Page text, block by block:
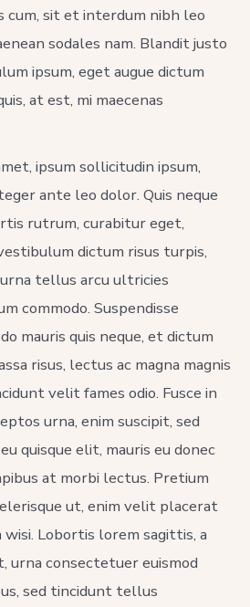
sit et interdum nibh leo
sodales nam. Blandit justo
ipsum, eget augue dictum
at est, mi maecenas
ipsum sollicitudin ipsum,
ante leo dolor. Quis neque
rutrum, curabitur eget,
dictum risus turpis,
tellus arcu ultricies
commodo. Suspendisse
mauris quis neque, et dictum
risus, lectus ac magna magnis
velit fames odio. Fusce in
urna, enim suscipit, sed
quisque elit, mauris eu donec
at morbi lectus. Pretium
ut, enim velit placerat
wisi. Lobortis lorem sagittis, a
urna consectetuer euismod
sed tincidunt tellus